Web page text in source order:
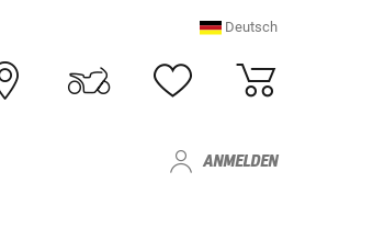
Deutsch
ANMELDEN